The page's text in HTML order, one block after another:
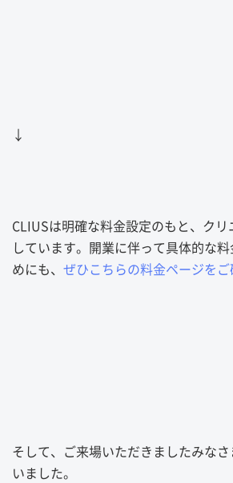
↓
CLIUSは明確な料金設定のもと、クリ
しています。開業に伴って具体的な
めにも、 ぜひこちらの料金ページをご
そして、ご来場いただきましたみな
いました。